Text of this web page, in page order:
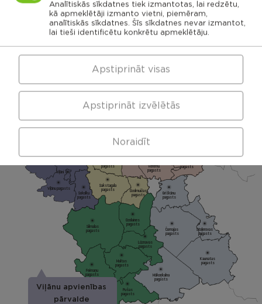
Dricānu apvienības
pārvalde
Nautrēnu apvienības
pārvalde
Viļānu apvienības
pārvalde
pagasts
Sakstagala
pagasts Ozolmuižas
pagasts
pagasts
pagasts
Nautrēnu
pagasts
Audriņu
Vērēmu
pagasts
pagasts
Silmalas
pagasts
Feimaņu
pagasts
Pušas
pagasts
Maltas
pagasts
Lūznavas
pagasts
Ozolaines
pagasts
Griškānu
pagasts
Čornajas
pagasts
Mākoņkalna
pagasts
Kaunatas
pagasts
Stoļerovas
pagasts
Sokolku
pagasts
Viļānu pagasts
Viļāni
Analītiskās sīkdatnes tiek izmantotas, lai redzētu,
kā apmeklētāji izmanto vietni, piemēram,
analītiskās sīkdatnes. Šīs sīkdatnes nevar izmantot,
lai tieši identificētu konkrētu apmeklētāju.
Noraidīt
Apstiprināt izvēlētās
Apstiprināt visas